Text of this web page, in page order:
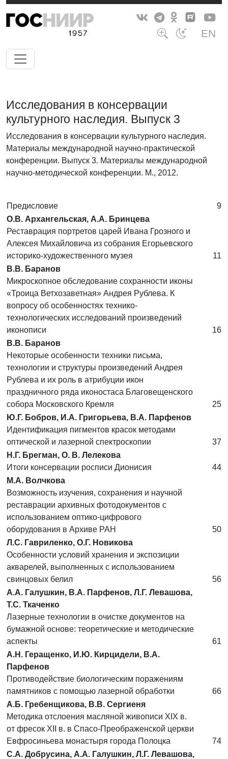
EN
Исследования в консервации
культурного наследия. Выпуск 3
Исследования в консервации культурного наследия.
Материалы международной научно-практической
конференции. Выпуск 3. Материалы международной
научно-методической конференции. М., 2012.
Предисловие
9
О.В. Архангельская, А.А. Бринцева
Реставрация портретов царей Ивана Грозного и
Алексея Михайловича из собрания Егорьевского
историко-художественного музея
11
В.В. Баранов
Микроскопное обследование сохранности иконы
«Троица Ветхозаветная» Андрея Рублева. К
вопросу об особенностях технико-
технологических исследований произведений
иконописи
16
В.В. Баранов
Некоторые особенности техники письма,
технологии и структуры произведений Андрея
Рублева и их роль в атрибуции икон
праздничного ряда иконостаса Благовещенского
собора Московского Кремля
25
Ю.Г. Бобров, И.А. Григорьева, В.А. Парфенов
Идентификация пигментов красок методами
оптической и лазерной спектроскопии
37
Н.Г. Брегман, О. В. Лелекова
Итоги консервации росписи Дионисия
44
М.А. Волчкова
Возможность изучения, сохранения и научной
реставрации архивных фотодокументов с
использованием оптико-цифрового
оборудования в Архиве РАН
50
Л.С. Гавриленко, О.Г. Новикова
Особенности условий хранения и экспозиции
акварелей, выполненных с использованием
свинцовых белил
56
А.А. Галушкин, В.А. Парфенов, Л.Г. Левашова,
Т.С. Ткаченко
Лазерные технологии в очистке документов на
бумажной основе: теоретические и методические
аспекты
61
А.Н. Геращенко, И.Ю. Кирцидели, В.А.
Парфенов
Противодействие биологическим поражениям
памятников с помощью лазерной обработки
66
А.Б. Гребенщикова, В.В. Сергиеня
Методика отслоения масляной живописи XIX в.
от фресок XII в. в Спасо-Преображенской церкви
Евфросиньева монастыря города Полоцка
74
С.А. Добрусина, А.А. Галушкин, Л.Г. Левашова,